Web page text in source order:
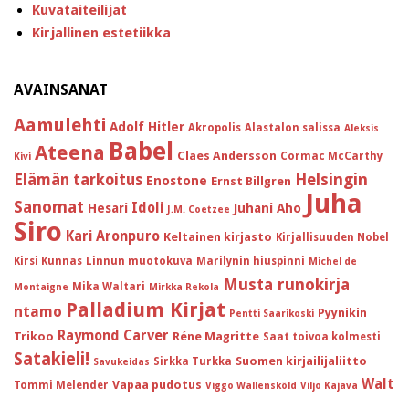
Kuvataiteilijat
Kirjallinen estetiikka
AVAINSANAT
Aamulehti Adolf Hitler Akropolis Alastalon salissa Aleksis
Kivi Ateena Babel Claes Andersson Cormac McCarthy
Elämän tarkoitus Enostone Ernst Billgren Helsingin
Sanomat Hesari Idoli J.M. Coetzee Juhani Aho Juha
Siro Kari Aronpuro Keltainen kirjasto Kirjallisuuden Nobel
Kirsi Kunnas Linnun muotokuva Marilynin hiuspinni Michel de
Montaigne Mika Waltari Mirkka Rekola Musta runokirja
ntamo Palladium Kirjat Pentti Saarikoski Pyynikin
Trikoo Raymond Carver Réne Magritte Saat toivoa kolmesti
Satakieli! Savukeidas Sirkka Turkka Suomen kirjailijaliitto
Tommi Melender Vapaa pudotus Viggo Wallensköld Viljo Kajava Walt